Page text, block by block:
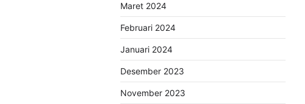
Maret 2024
Februari 2024
Januari 2024
Desember 2023
November 2023